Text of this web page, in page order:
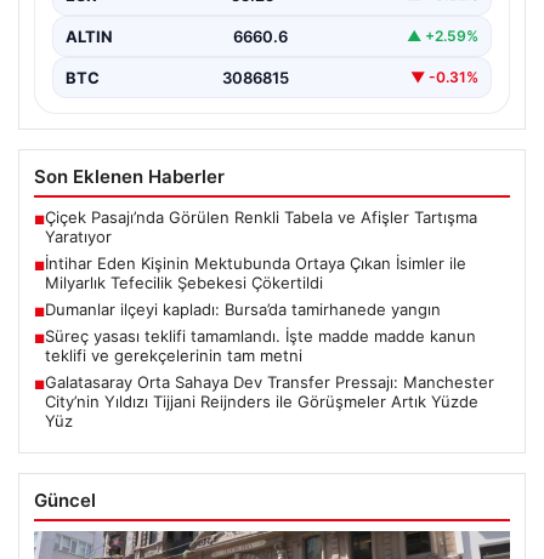
ALTIN 6660.6 ▲ +2.59%
BTC 3086815 ▼ -0.31%
Son Eklenen Haberler
■Çiçek Pasajı’nda Görülen Renkli Tabela ve Afişler Tartışma
Yaratıyor
■İntihar Eden Kişinin Mektubunda Ortaya Çıkan İsimler ile
Milyarlık Tefecilik Şebekesi Çökertildi
■Dumanlar ilçeyi kapladı: Bursa’da tamirhanede yangın
■Süreç yasası teklifi tamamlandı. İşte madde madde kanun
teklifi ve gerekçelerinin tam metni
■Galatasaray Orta Sahaya Dev Transfer Pressajı: Manchester
City’nin Yıldızı Tijjani Reijnders ile Görüşmeler Artık Yüzde
Yüz
Güncel